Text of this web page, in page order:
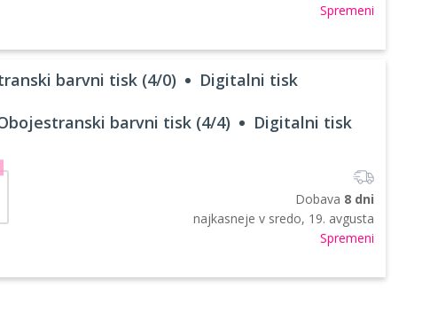
Spremeni
barvni tisk (4/0) Digitalni tisk
barvni tisk (4/4) Digitalni tisk
Dobava 8 dni
najkasneje v sredo, 19. avgusta
Spremeni